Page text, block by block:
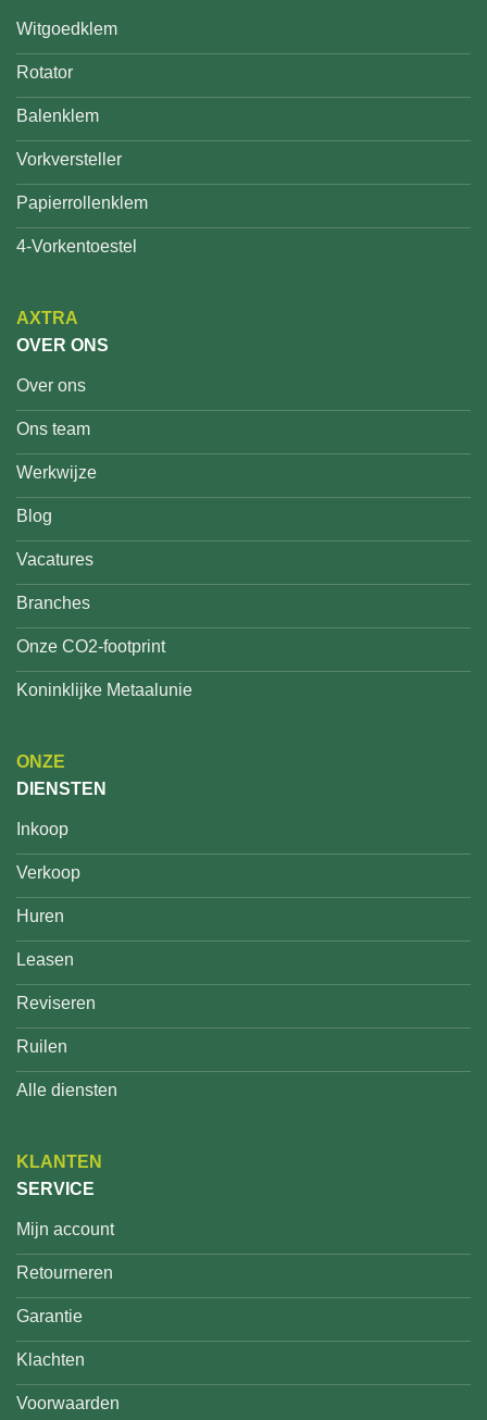
Witgoedklem
Rotator
Balenklem
Vorkversteller
Papierrollenklem
4-Vorkentoestel
AXTRA
OVER ONS
Over ons
Ons team
Werkwijze
Blog
Vacatures
Branches
Onze CO2-footprint
Koninklijke Metaalunie
ONZE
DIENSTEN
Inkoop
Verkoop
Huren
Leasen
Reviseren
Ruilen
Alle diensten
KLANTEN
SERVICE
Mijn account
Retourneren
Garantie
Klachten
Voorwaarden